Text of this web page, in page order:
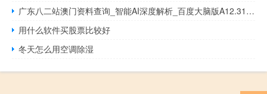
广东八二站澳门资料查询_智能AI深度解析_百度大脑版A12.31.694
用什么软件买股票比较好
冬天怎么用空调除湿